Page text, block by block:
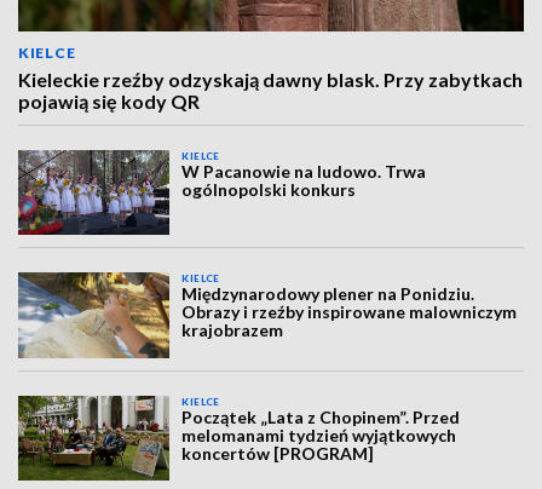
KIELCE
Kieleckie rzeźby odzyskają dawny blask. Przy zabytkach
pojawią się kody QR
KIELCE
W Pacanowie na ludowo. Trwa
ogólnopolski konkurs
KIELCE
Międzynarodowy plener na Ponidziu.
Obrazy i rzeźby inspirowane malowniczym
krajobrazem
KIELCE
Początek „Lata z Chopinem”. Przed
melomanami tydzień wyjątkowych
koncertów [PROGRAM]